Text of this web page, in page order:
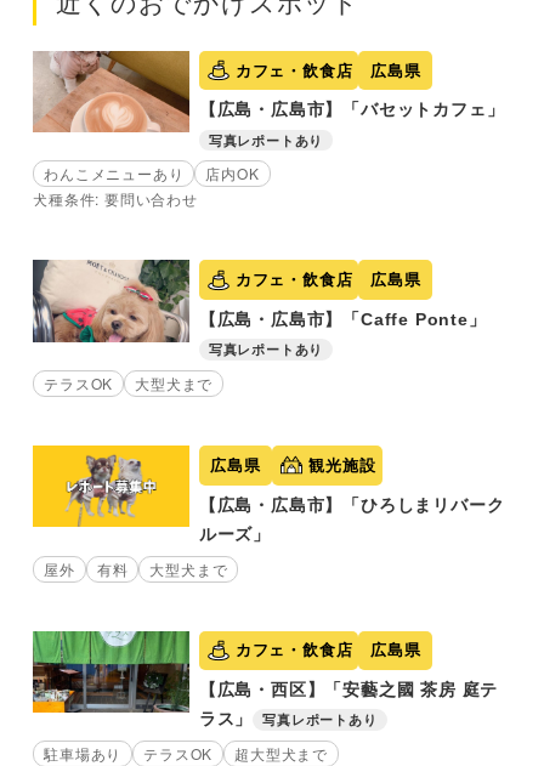
カフェ・飲食店 広島県
【広島・広島市】「バセットカフェ」
写真レポートあり
わんこメニューあり
店内OK
犬種条件: 要問い合わせ
カフェ・飲食店 広島県
【広島・広島市】「Caffe Ponte」
写真レポートあり
テラスOK 大型犬まで
広島県 観光施設
【広島・広島市】「ひろしまリバーク
ルーズ」
屋外 有料 大型犬まで
カフェ・飲食店 広島県
【広島・西区】「安藝之國 茶房 庭テ
ラス」
写真レポートあり
駐車場あり テラスOK 超大型犬まで